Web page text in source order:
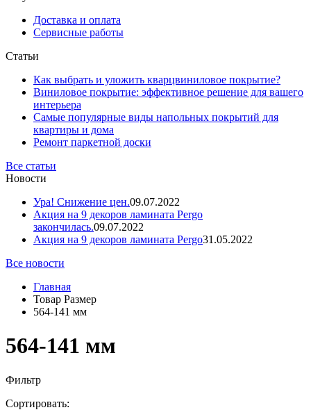
Доставка и оплата
Сервисные работы
Статьи
Как выбрать и уложить кварцвиниловое покрытие?
Виниловое покрытие: эффективное решение для вашего
интерьера
Самые популярные виды напольных покрытий для
квартиры и дома
Ремонт паркетной доски
Все статьи
Новости
Ура! Снижение цен.09.07.2022
Акция на 9 декоров ламината Pergo
закончилась.09.07.2022
Акция на 9 декоров ламината Pergo31.05.2022
Все новости
Главная
Товар Размер
564-141 мм
564-141 мм
Фильтр
Сортировать: